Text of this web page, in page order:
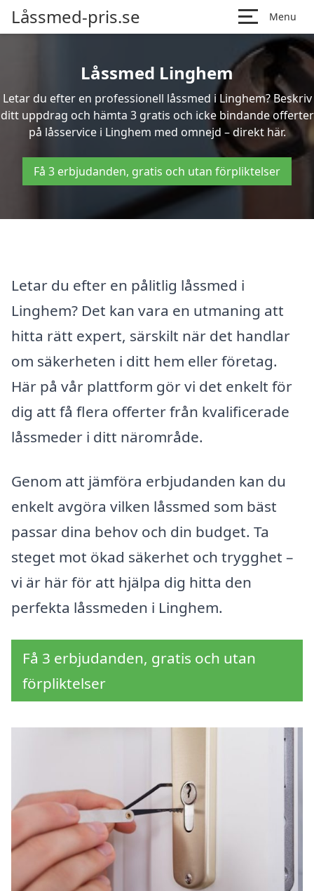
Låssmed-pris.se Menu
Låssmed Linghem
Letar du efter en professionell låssmed i Linghem? Beskriv
ditt uppdrag och hämta 3 gratis och icke bindande offerter
på låsservice i Linghem med omnejd – direkt här.
Få 3 erbjudanden, gratis och utan förpliktelser
Letar du efter en pålitlig låssmed i
Linghem? Det kan vara en utmaning att
hitta rätt expert, särskilt när det handlar
om säkerheten i ditt hem eller företag.
Här på vår plattform gör vi det enkelt för
dig att få flera offerter från kvalificerade
låssmeder i ditt närområde.
Genom att jämföra erbjudanden kan du
enkelt avgöra vilken låssmed som bäst
passar dina behov och din budget. Ta
steget mot ökad säkerhet och trygghet –
vi är här för att hjälpa dig hitta den
perfekta låssmeden i Linghem.
Få 3 erbjudanden, gratis och utan
förpliktelser